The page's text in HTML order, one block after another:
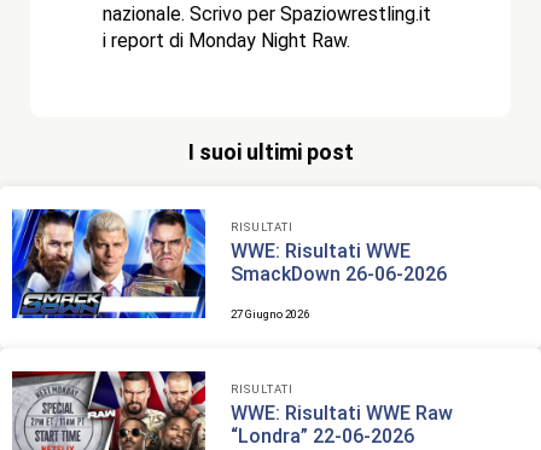
nazionale. Scrivo per Spaziowrestling.it
i report di Monday Night Raw.
I suoi ultimi post
RISULTATI
WWE: Risultati WWE
SmackDown 26-06-2026
27 Giugno 2026
RISULTATI
WWE: Risultati WWE Raw
“Londra” 22-06-2026